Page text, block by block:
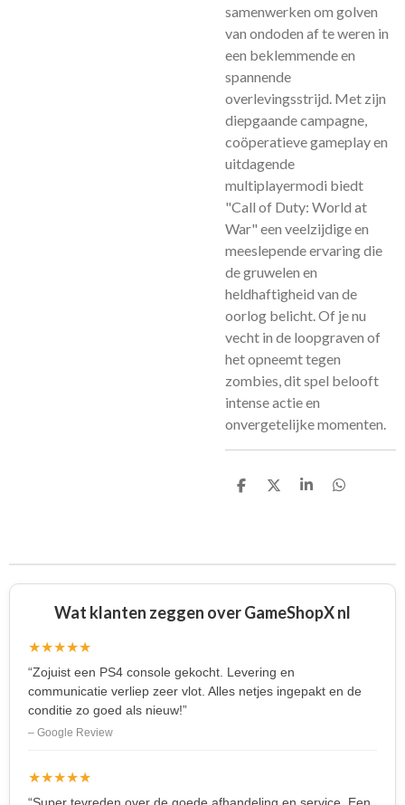
samenwerken om golven
van ondoden af te weren in
een beklemmende en
spannende
overlevingsstrijd. Met zijn
diepgaande campagne,
coöperatieve gameplay en
uitdagende
multiplayermodi biedt
"Call of Duty: World at
War" een veelzijdige en
meeslepende ervaring die
de gruwelen en
heldhaftigheid van de
oorlog belicht. Of je nu
vecht in de loopgraven of
het opneemt tegen
zombies, dit spel belooft
intense actie en
onvergetelijke momenten.
D
D
S
D
Wat klanten zeggen over GameShopX nl
★★★★★
“Zojuist een PS4 console gekocht. Levering en
communicatie verliep zeer vlot. Alles netjes ingepakt en de
conditie zo goed als nieuw!”
– Google Review
★★★★★
“Super tevreden over de goede afhandeling en service. Een